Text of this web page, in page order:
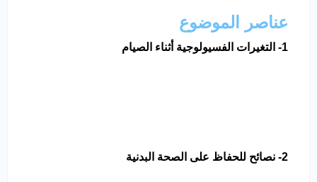
عناصر الموضوع
1- التغيرات الفسيولوجية أثناء الصيام
2- نصائح للحفاظ على الصحة البدنية